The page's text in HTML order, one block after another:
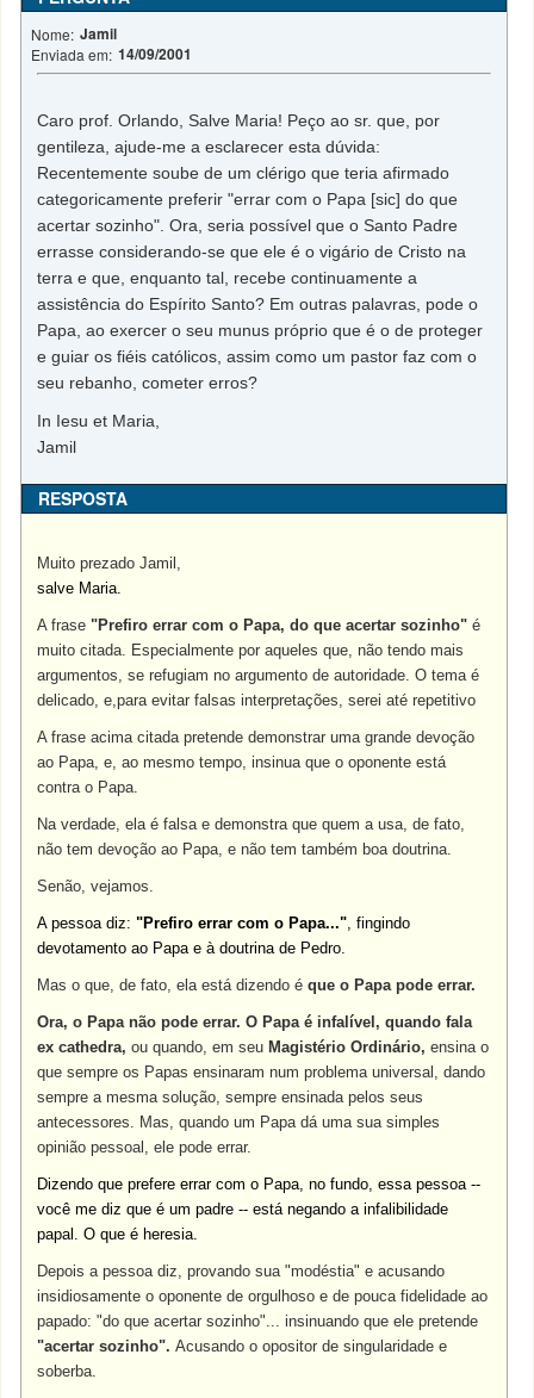
Nome: Jamil
Enviada em: 14/09/2001
Caro prof. Orlando, Salve Maria! Peço ao sr. que, por
gentileza, ajude-me a esclarecer esta dúvida:
Recentemente soube de um clérigo que teria afirmado
categoricamente preferir "errar com o Papa [sic] do que
acertar sozinho". Ora, seria possível que o Santo Padre
errasse considerando-se que ele é o vigário de Cristo na
terra e que, enquanto tal, recebe continuamente a
assistência do Espírito Santo? Em outras palavras, pode o
Papa, ao exercer o seu munus próprio que é o de proteger
e guiar os fiéis católicos, assim como um pastor faz com o
seu rebanho, cometer erros?
In Iesu et Maria,
Jamil
RESPOSTA
Muito prezado Jamil,
salve Maria.
A frase "Prefiro errar com o Papa, do que acertar sozinho" é
muito citada. Especialmente por aqueles que, não tendo mais
argumentos, se refugiam no argumento de autoridade. O tema é
delicado, e,para evitar falsas interpretações, serei até repetitivo
A frase acima citada pretende demonstrar uma grande devoção
ao Papa, e, ao mesmo tempo, insinua que o oponente está
contra o Papa.
Na verdade, ela é falsa e demonstra que quem a usa, de fato,
não tem devoção ao Papa, e não tem também boa doutrina.
Senão, vejamos.
A pessoa diz:"Prefiro errar com o Papa...", fingindo
devotamento ao Papa e à doutrina de Pedro.
Mas o que, de fato, ela está dizendo éque o Papa pode errar.
Ora, o Papa não pode errar. O Papa é infalível, quando fala
ex cathedra,ou quando, em seu Magistério Ordinário, ensina o
que sempre os Papas ensinaram num problema universal, dando
sempre a mesma solução, sempre ensinada pelos seus
antecessores. Mas, quando um Papa dá uma sua simples
opinião pessoal, ele pode errar.
Dizendo que prefere errar com o Papa, no fundo, essa pessoa --
você me diz que é um padre -- está negando a infalibilidade
papal. O que é heresia.
Depois a pessoa diz, provando sua "modéstia" e acusando
insidiosamente o oponente de orgulhoso e de pouca fidelidade ao
papado: "do que acertar sozinho"... insinuando que ele pretende
"acertar sozinho".Acusando o opositor de singularidade e
soberba.